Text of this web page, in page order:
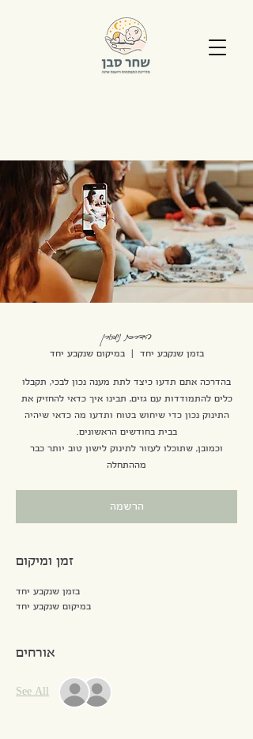
הדרכת ניובורן
בזמן שנקבע יחד
  |
במיקום שנקבע יחד
בהדרכה אתם תדעו כיצד לתת מענה נכון לבכי, תקבלו
כלים להתמודדות עם גזים, תבינו איך כדאי להחזיק את
התינוק נכון כדי שיחוש בטוח ותדעו מה כדאי שיהיה
וכמובן, שתוכלו לעזור לתינוק לישון טוב יותר כבר
מההתחלה
הרשמה
זמן ומיקום
בזמן שנקבע יחד
במיקום שנקבע יחד
אורחים
See All